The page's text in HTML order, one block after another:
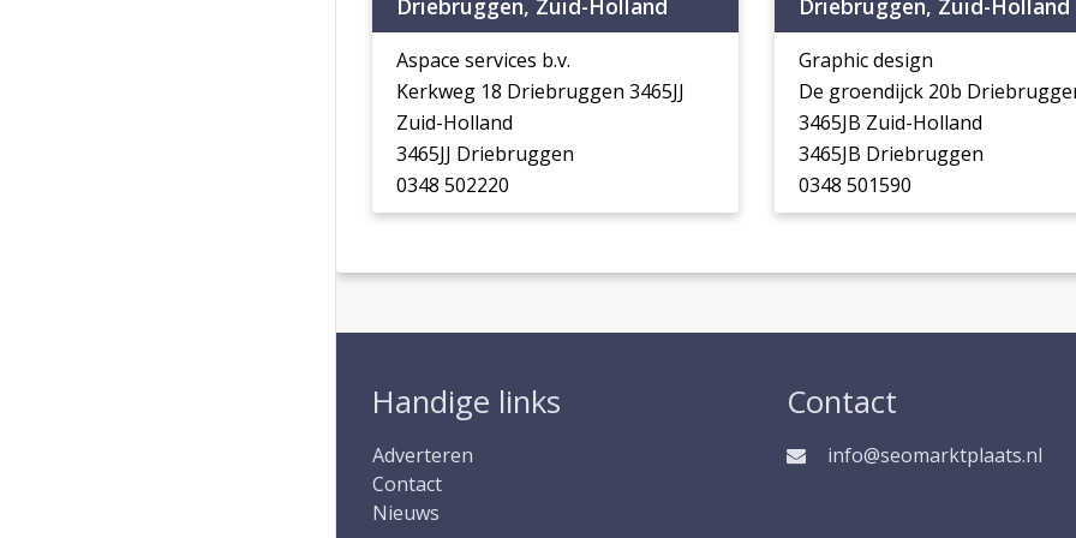
Driebruggen, Zuid-Holland
Aspace services b.v.
Kerkweg 18 Driebruggen 3465JJ
Zuid-Holland
3465JJ Driebruggen
0348 502220
Driebruggen, Zuid-Holland
Graphic design
De groendijck 20b
3465JB Zuid-Holland
3465JB Driebruggen
0348 501590
Handige links
Adverteren
Contact
Nieuws
Contact
info@seomarktplaats.nl